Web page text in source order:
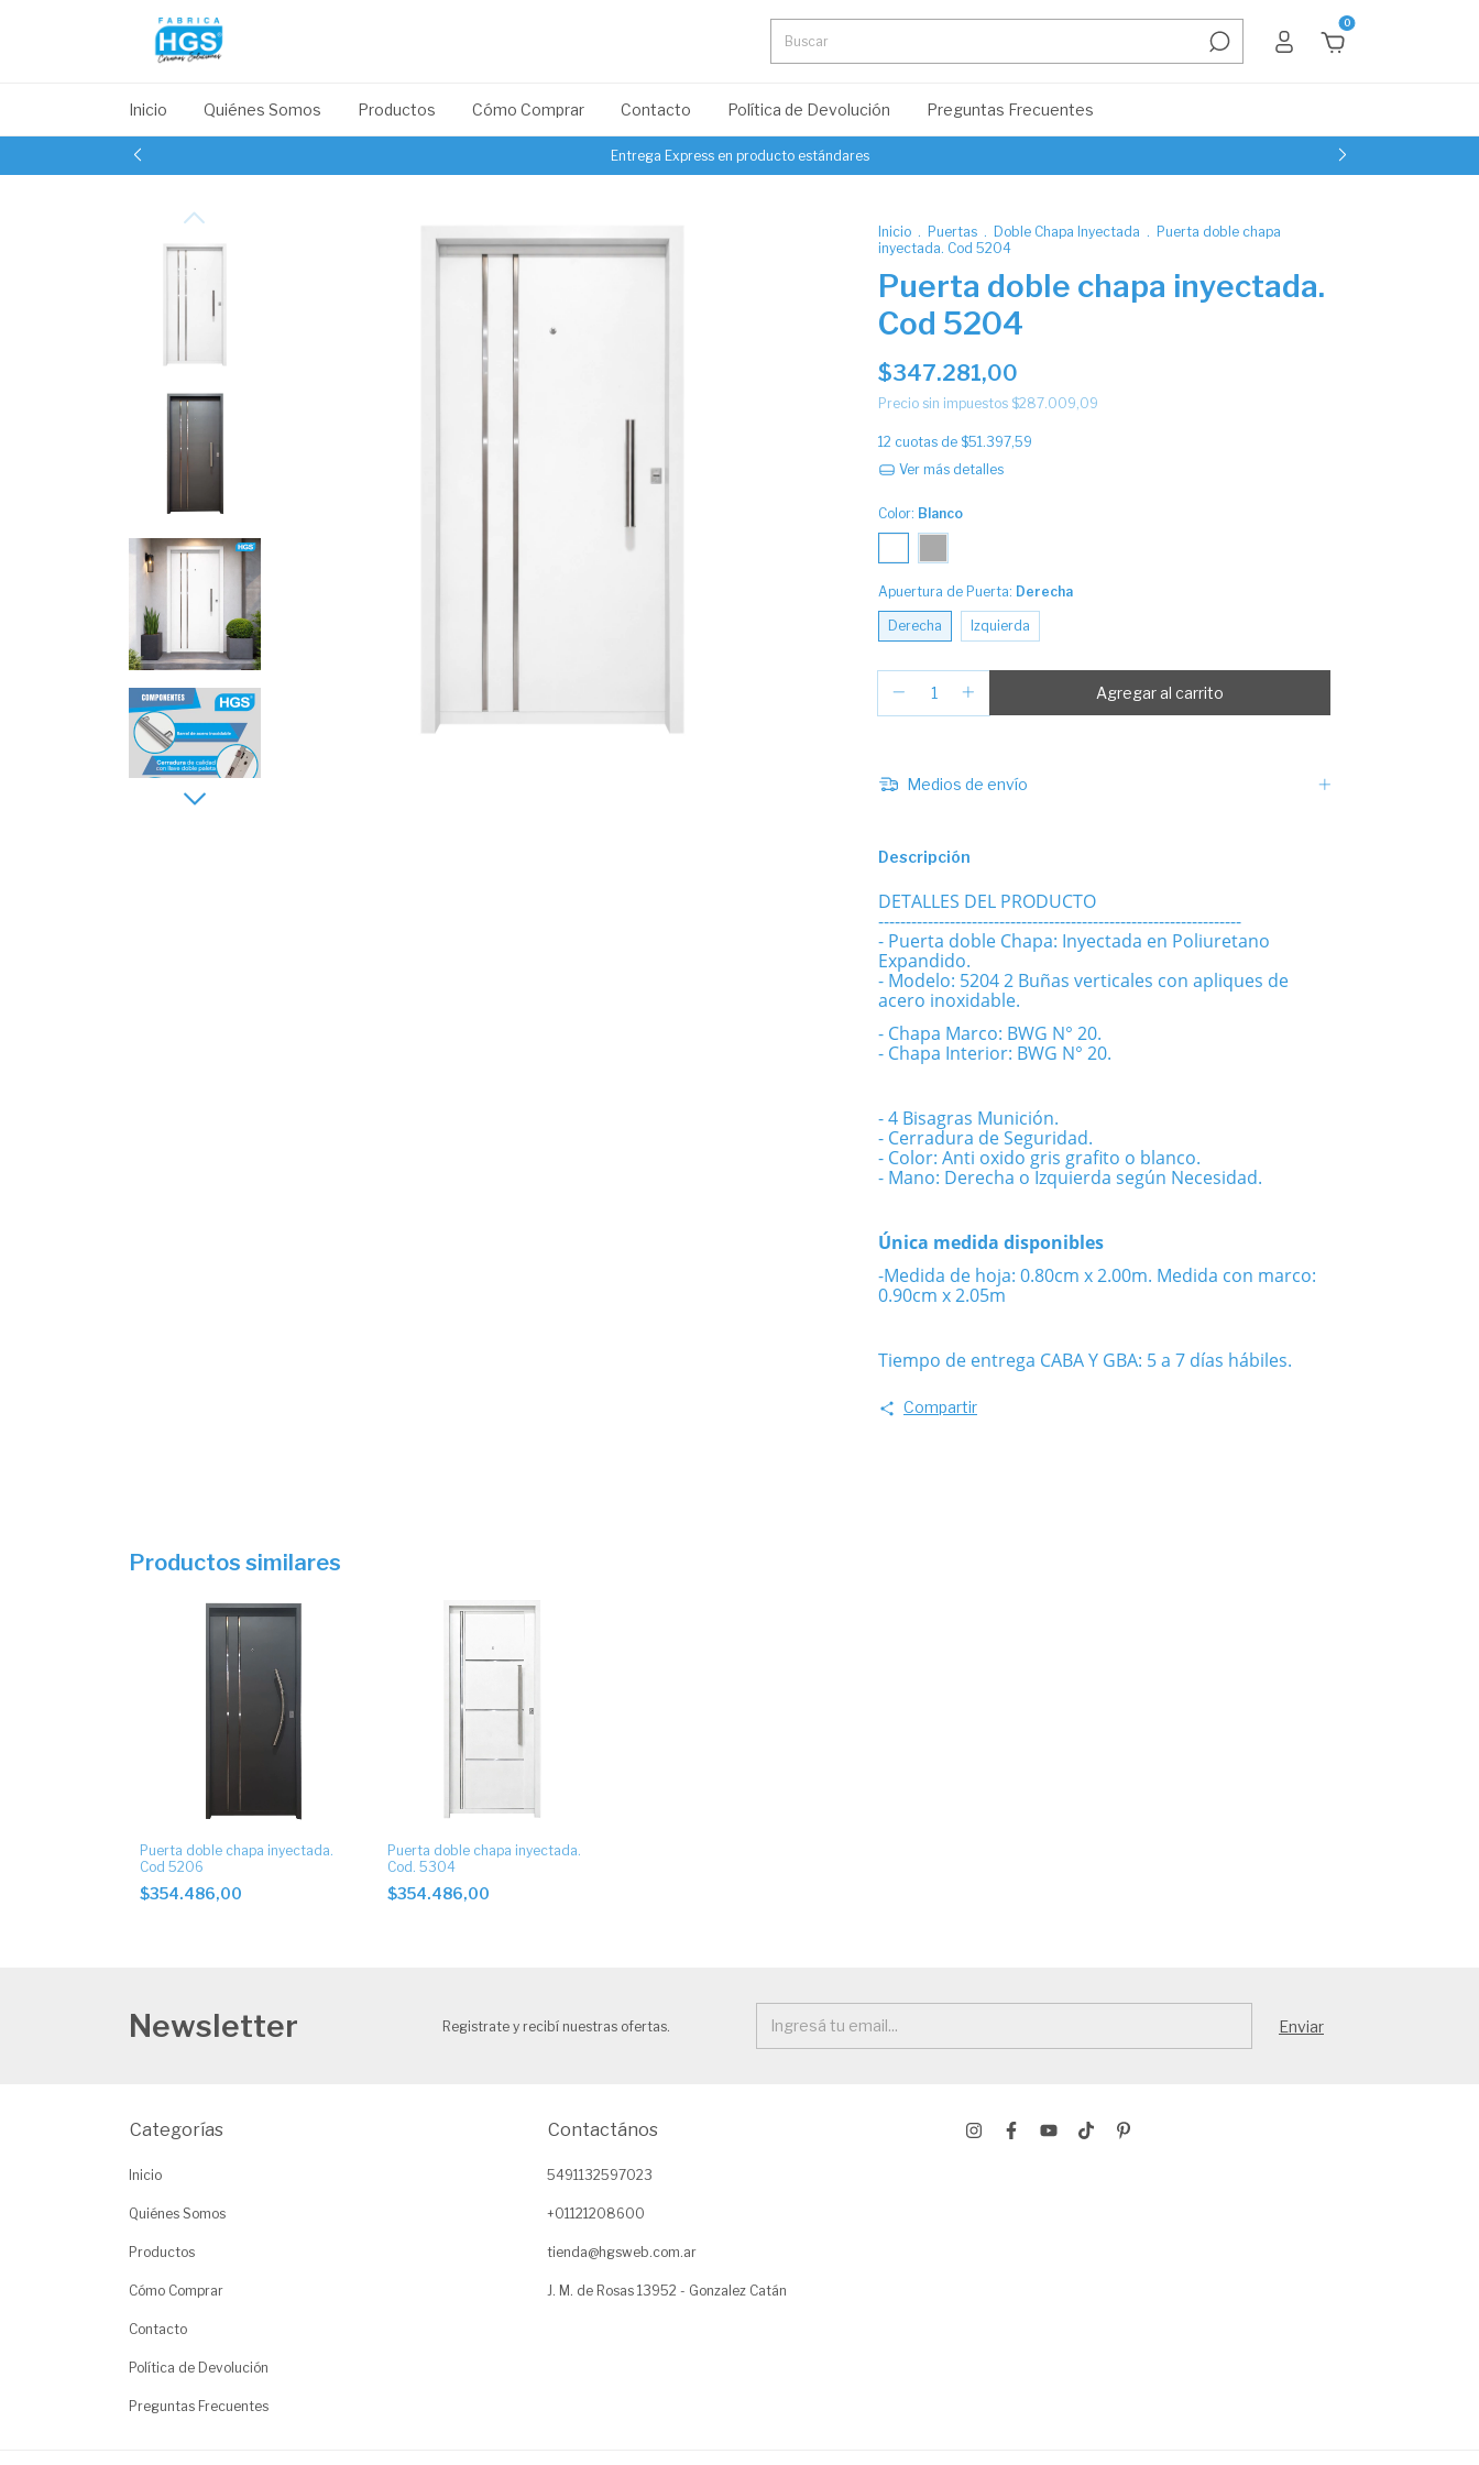
0
Inicio Quiénes Somos Productos Cómo Comprar Contacto Política de Devolución Preguntas Frecuentes
Entrega Express en producto estándares
Inicio . Puertas . Doble Chapa Inyectada . Puerta doble chapa
inyectada. Cod 5204
Puerta doble chapa inyectada.
Cod 5204
$347.281,00
Precio sin impuestos $287.009,09
12 cuotas de $51.397,59
Ver más detalles
Color: Blanco
Apuertura de Puerta: Derecha
Derecha Izquierda
Medios de envío
Descripción
DETALLES DEL PRODUCTO
------------------------------------------------------------------
- Puerta doble Chapa: Inyectada en Poliuretano
Expandido.
- Modelo: 5204 2 Buñas verticales con apliques de
acero inoxidable.
- Chapa Marco: BWG N° 20.
- Chapa Interior: BWG N° 20.
- 4 Bisagras Munición.
- Cerradura de Seguridad.
- Color: Anti oxido gris grafito o blanco.
- Mano: Derecha o Izquierda según Necesidad.
Única medida disponibles
-Medida de hoja: 0.80cm x 2.00m. Medida con marco:
0.90cm x 2.05m
Tiempo de entrega CABA Y GBA: 5 a 7 días hábiles.
Compartir
Productos similares
Puerta doble chapa inyectada.
Cod 5206
$354.486,00
Puerta doble chapa inyectada.
Cod. 5304
$354.486,00
Newsletter Registrate y recibí nuestras ofertas.
Categorías
Inicio
Quiénes Somos
Productos
Cómo Comprar
Contacto
Política de Devolución
Preguntas Frecuentes
Contactános
5491132597023
+01121208600
tienda@hgsweb.com.ar
J. M. de Rosas 13952 - Gonzalez Catán